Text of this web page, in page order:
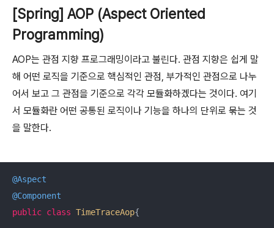
[Spring] AOP (Aspect Oriented
Programming)
AOP는 관점 지향 프로그래밍이라고 불린다. 관점 지향은 쉽게 말
해 어떤 로직을 기준으로 핵심적인 관점, 부가적인 관점으로 나누
어서 보고 그 관점을 기준으로 각각 모듈화하겠다는 것이다. 여기
서 모듈화란 어떤 공통된 로직이나 기능을 하나의 단위로 묶는 것
을 말한다.
@Aspect
@Component
public class TimeTraceAop{